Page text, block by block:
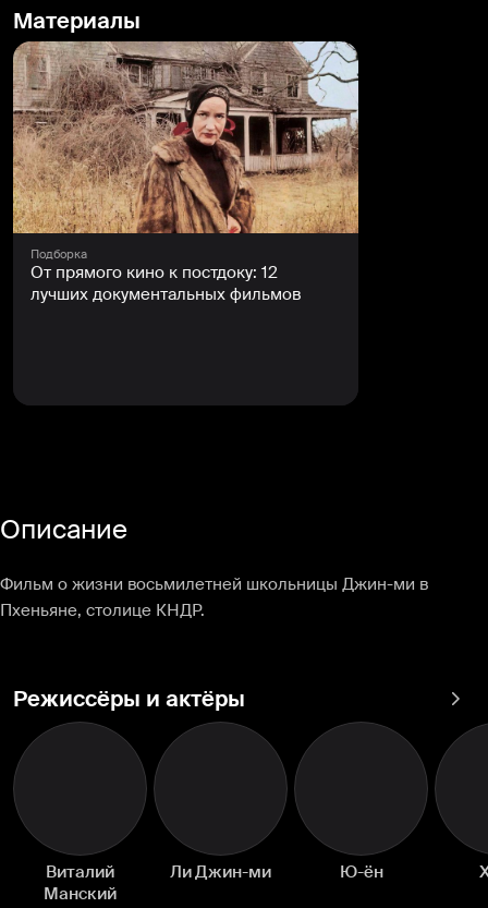
Материалы
Подборка
От прямого кино к постдоку: 12
лучших документальных фильмов
Описание
Фильм о жизни восьмилетней школьницы Джин-ми в
Пхеньяне, столице КНДР.
Режиссёры и актёры
Виталий
Манский
Виталий
Манский
Ли
Джин-
ми
Ли Джин-ми
Ю-
ён
Ю-ён
Хе-
ён